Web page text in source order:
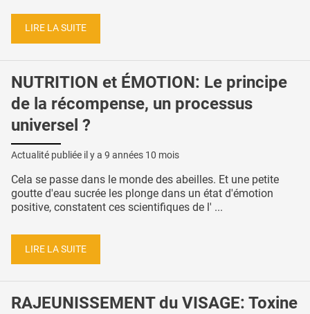
LIRE LA SUITE
NUTRITION et ÉMOTION: Le principe
de la récompense, un processus
universel ?
Actualité publiée il y a 9 années 10 mois
Cela se passe dans le monde des abeilles. Et une petite
goutte d'eau sucrée les plonge dans un état d'émotion
positive, constatent ces scientifiques de l' ...
LIRE LA SUITE
RAJEUNISSEMENT du VISAGE: Toxine